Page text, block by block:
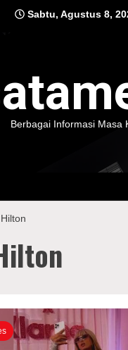
Sabtu, Agustus 8,
Berbagai Informasi Masa